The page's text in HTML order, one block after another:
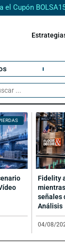
el Cupón
Fidelity
señales
Análisis
04/08/